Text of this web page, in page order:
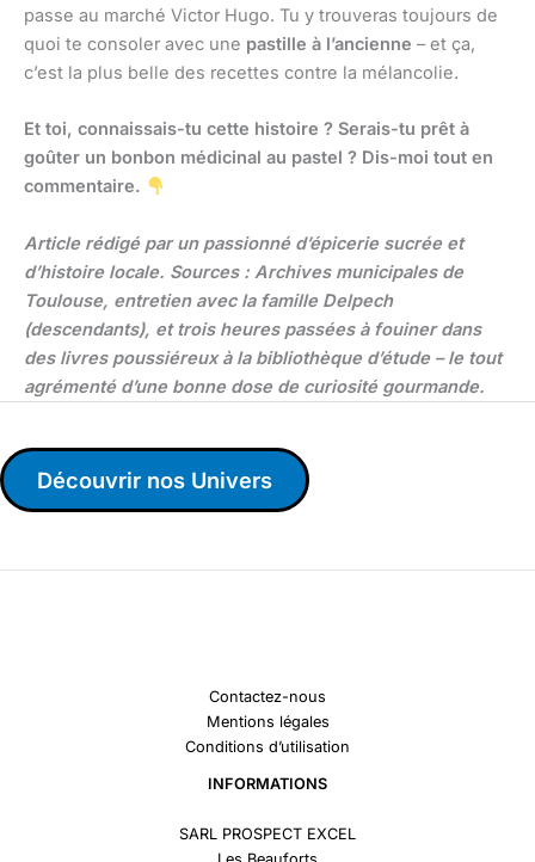
passe au marché Victor Hugo. Tu y trouveras toujours de
quoi te consoler avec une pastille à l’ancienne – et ça,
c’est la plus belle des recettes contre la mélancolie.
Et toi, connaissais-tu cette histoire ? Serais-tu prêt à
goûter un bonbon médicinal au pastel ? Dis-moi tout en
commentaire.
Article rédigé par un passionné d’épicerie sucrée et
d’histoire locale. Sources : Archives municipales de
Toulouse, entretien avec la famille Delpech
(descendants), et trois heures passées à fouiner dans
des livres poussiéreux à la bibliothèque d’étude – le tout
agrémenté d’une bonne dose de curiosité gourmande.
Découvrir nos Univers
Contactez-nous
Mentions légales
Conditions d’utilisation
INFORMATIONS
SARL PROSPECT EXCEL